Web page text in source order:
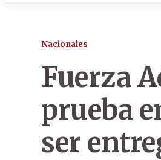
Nacionales
Fuerza
prueba
ser